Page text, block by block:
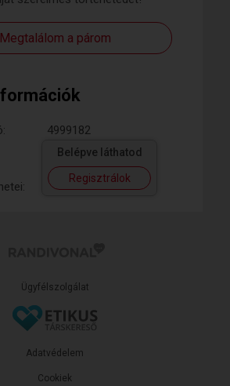
Megtalálom a párom
4999182
Belépve láthatod
Regisztrálok
Ügyfélszolgálat
Adatvédelem
Cookiek